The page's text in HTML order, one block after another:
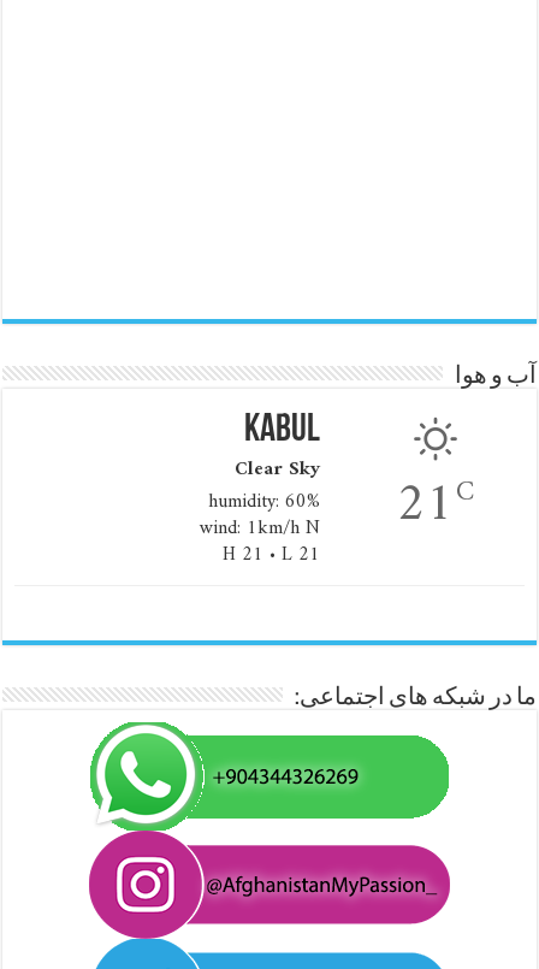
آب و هوا
21 C
Kabul
Clear Sky
humidity: 60%
wind: 1km/h N
H 21 • L 21
ما در شبکه های اجتماعی: